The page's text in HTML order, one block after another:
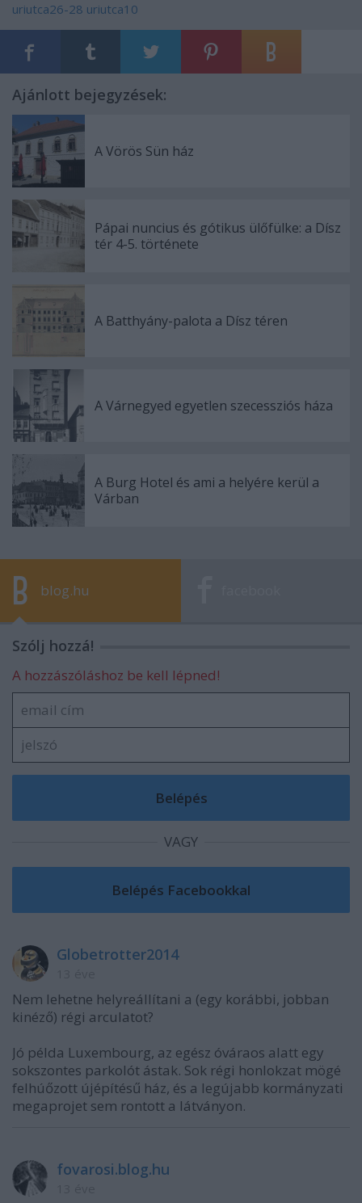
uriutca26-28 uriutca10
Ajánlott bejegyzések:
A Vörös Sün ház
Pápai nuncius és gótikus ülőfülke: a Dísz
tér 4-5. története
A Batthyány-palota a Dísz téren
A Várnegyed egyetlen szecessziós háza
A Burg Hotel és ami a helyére kerül a
Várban
blog.hu
Szólj hozzá!
A hozzászóláshoz be kell lépned!
VAGY
Globetrotter2014
Nem lehetne helyreállítani a (egy korábbi, jobban
kinéző) régi arculatot?
Jó példa Luxembourg, az egész óváraos alatt egy
sokszontes parkolót ástak. Sok régi honlokzat mögé
felhúőzott újépítésű ház, és a legújabb kormányzati
megaprojet sem rontott a látványon.
fovarosi.blog.hu